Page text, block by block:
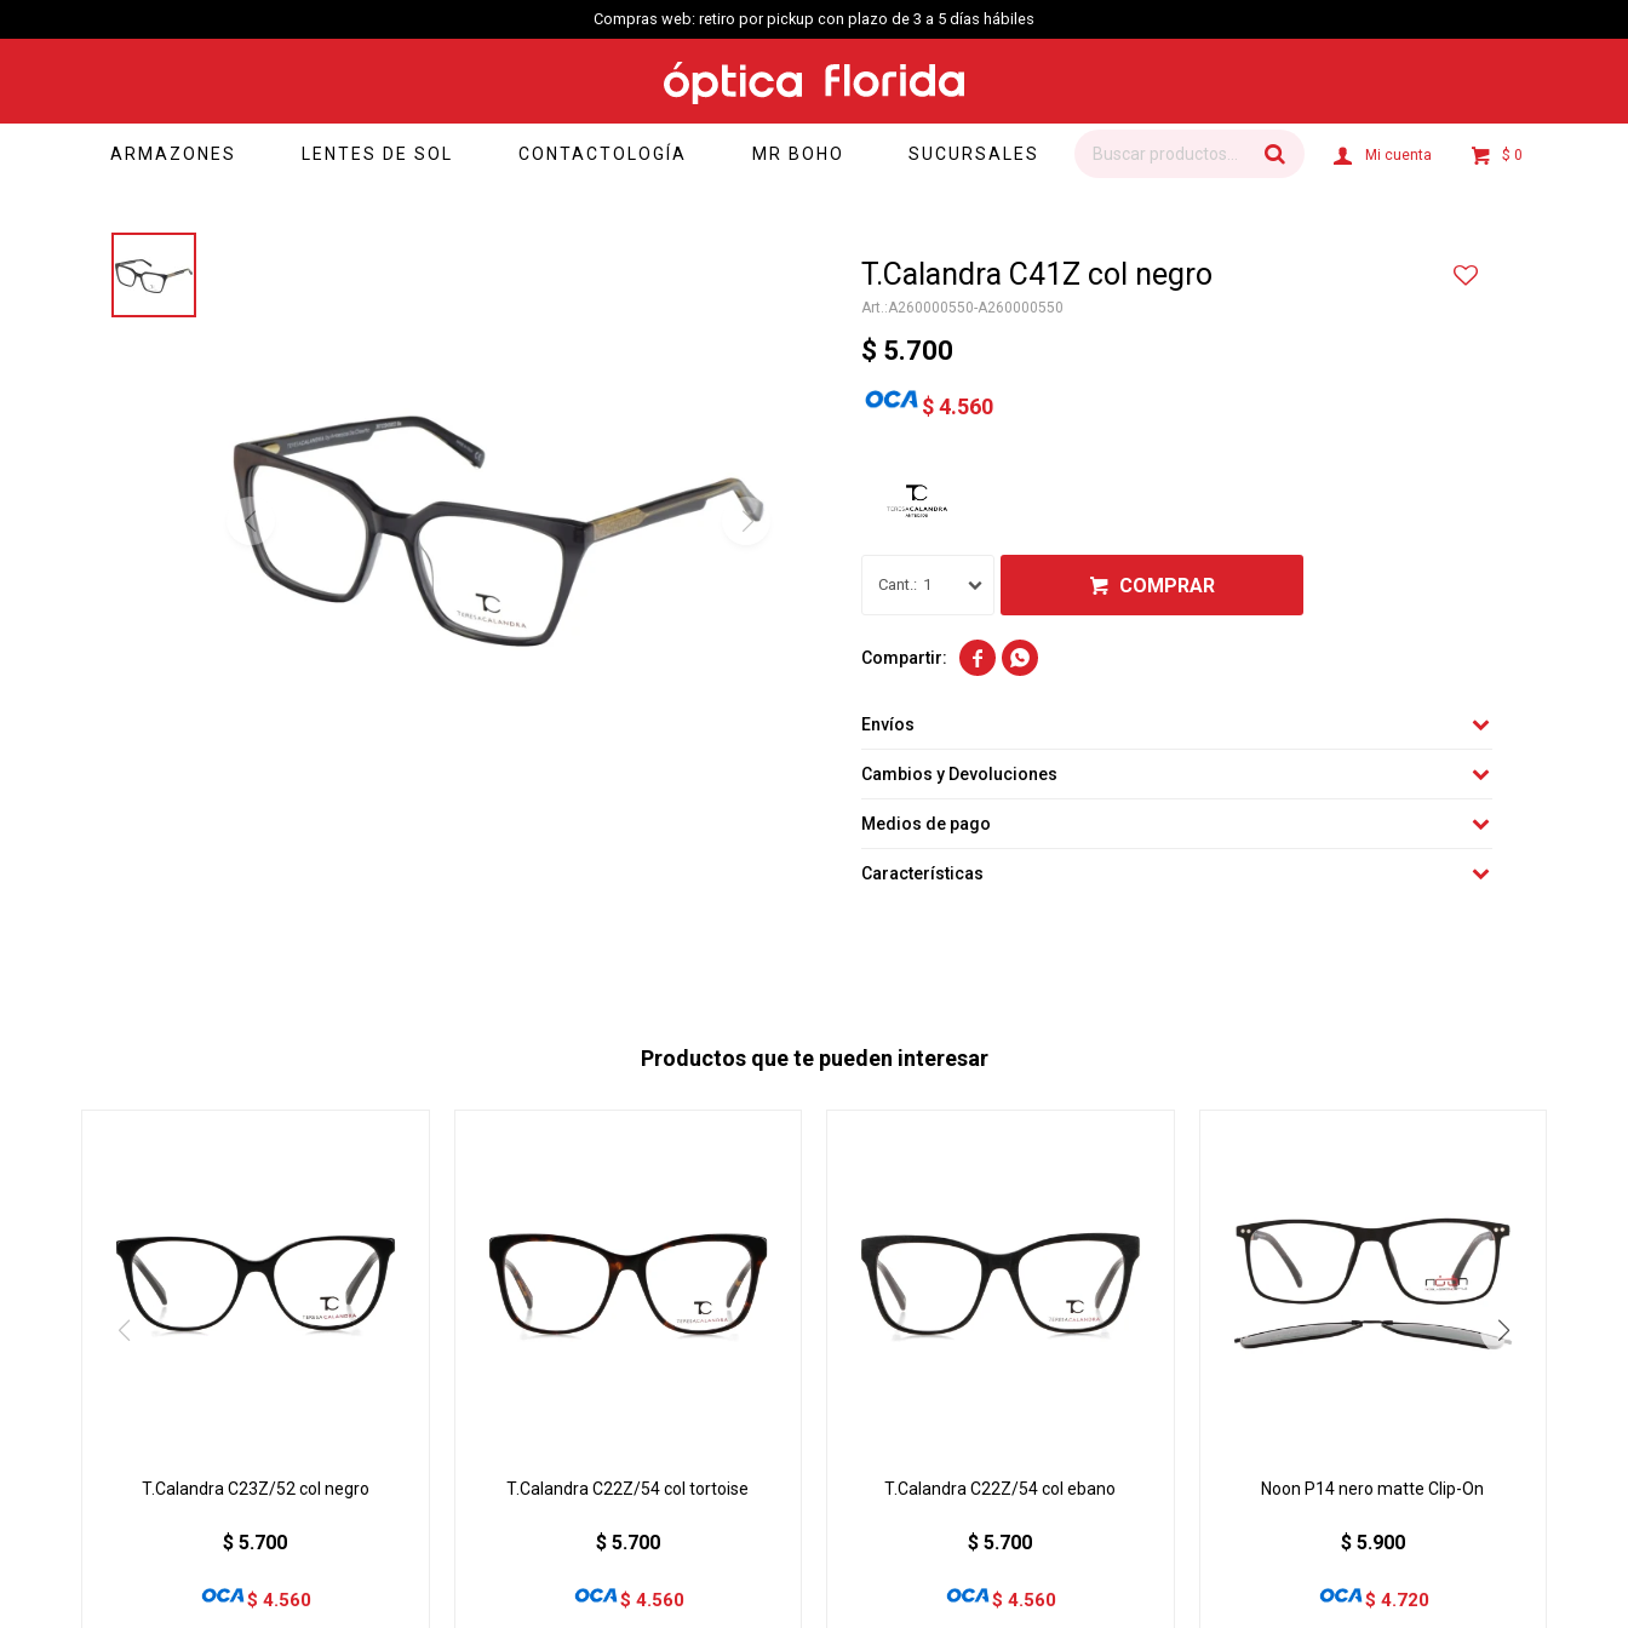
Compras web envío a Montevideo: Por Distrilogic de 3 a 5 días hábiles.
ARMAZONES LENTES DE SOL CONTACTOLOGÍA MR BOHO SUCURSALES $ 0
T.Calandra C41Z col negro
A260000550-A260000550
$ 5.700
$ 4.560
1 COMPRAR
 
Envíos
Cambios y Devoluciones
Medios de pago
Características
Productos que te pueden interesar
T.Calandra C23Z/52 col negro
$ 5.700
$ 4.560
T.Calandra C22Z/54 col tortoise
$ 5.700
$ 4.560
T.Calandra C22Z/54 col ebano
$ 5.700
$ 4.560
Noon P14 nero matte Clip-On
$ 5.900
$ 4.720